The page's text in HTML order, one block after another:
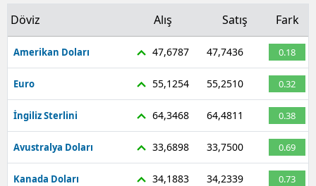
Döviz Alış Satış Fark
Amerikan Doları 47,6787 47,7436 0.18
Euro 55,1254 55,2510 0.32
İngiliz Sterlini 64,3468 64,4811 0.38
Avustralya Doları 33,6898 33,7500 0.69
Kanada Doları 34,1883 34,2339 0.73